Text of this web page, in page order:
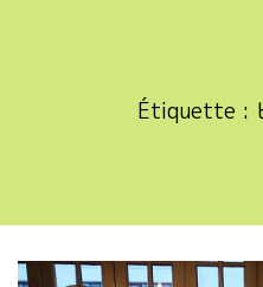
Étiquette :